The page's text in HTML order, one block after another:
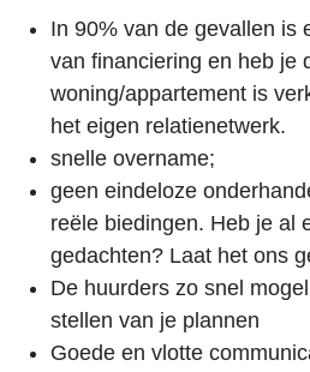
In 90% van de gevallen is
van financiering en heb je
woning/appartement is
het eigen relatienetwerk.
snelle overname;
geen eindeloze
reële biedingen. Heb je al
gedachten? Laat het ons
De huurders zo snel
stellen van je plannen
Goede en vlotte